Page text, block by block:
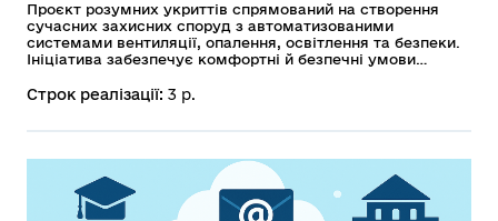
Проєкт розумних укриттів спрямований на створення
сучасних захисних споруд з автоматизованими
системами вентиляції, опалення, освітлення та безпеки.
Ініціатива забезпечує комфортні й безпечні умови
медичних, освітніх і культурних закладах.
Строк реалізації: 3 р.